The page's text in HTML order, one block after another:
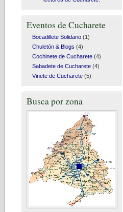
Eventos de Cucharete
Bocadillete Solidario(1)
Chuletón & Blogs (4)
Cochinete de Cucharete(4)
Sabadete de Cucharete(4)
Vinete de Cucharete(5)
Busca por zona